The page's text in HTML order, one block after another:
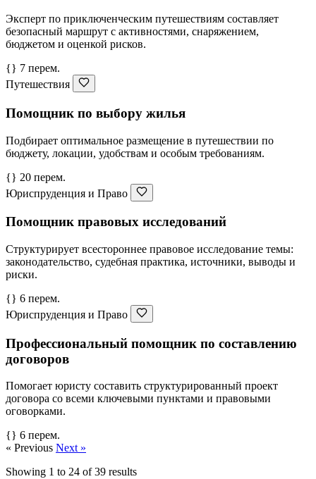
Эксперт по приключенческим путешествиям составляет
безопасный маршрут с активностями, снаряжением,
бюджетом и оценкой рисков.
{} 7 перем.
Путешествия
Помощник по выбору жилья
Подбирает оптимальное размещение в путешествии по
бюджету, локации, удобствам и особым требованиям.
{} 20 перем.
Юриспруденция и Право
Помощник правовых исследований
Структурирует всестороннее правовое исследование темы:
законодательство, судебная практика, источники, выводы и
риски.
{} 6 перем.
Юриспруденция и Право
Профессиональный помощник по составлению
договоров
Помогает юристу составить структурированный проект
договора со всеми ключевыми пунктами и правовыми
оговорками.
{} 6 перем.
« Previous Next »
Showing 1 to 24 of39 results